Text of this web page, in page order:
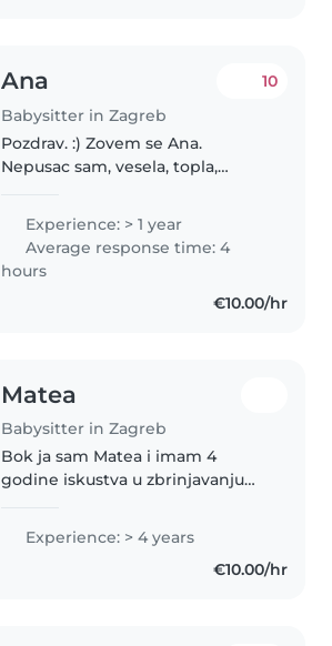
Ana
Babysitter in Zagreb
10
Pozdrav. :) Zovem se Ana.
Nepusac sam, vesela, topla,
zdrave granice, a sigurnost djece
mi je na prvom mjestu. Do..
Experience: > 1 year
Average response time: 4
hours
€10.00/hr
Matea
Babysitter in Zagreb
Bok ja sam Matea i imam 4
godine iskustva u zbrinjavanju
dobi. Kreativna sam s bogatim
znanjima iz crtanja, čitanja i igara.
Experience: > 4 years
€10.00/hr